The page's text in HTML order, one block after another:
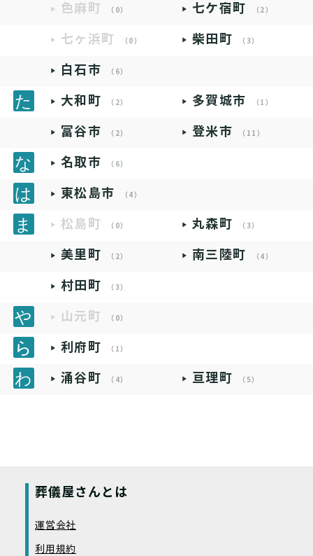
色麻町 （0） 七ケ宿町 （2）
七ヶ浜町 （0） 柴田町 （3）
白石市 （6）
大和町 （2） 多賀城市 （1）
富谷市 （2） 登米市 （11）
名取市 （6）
東松島市 （4）
松島町 （0） 丸森町 （3）
美里町 （2） 南三陸町 （4）
村田町 （3）
山元町 （0）
利府町 （1）
涌谷町 （4） 亘理町 （5）
葬儀屋さんとは
運営会社
利用規約